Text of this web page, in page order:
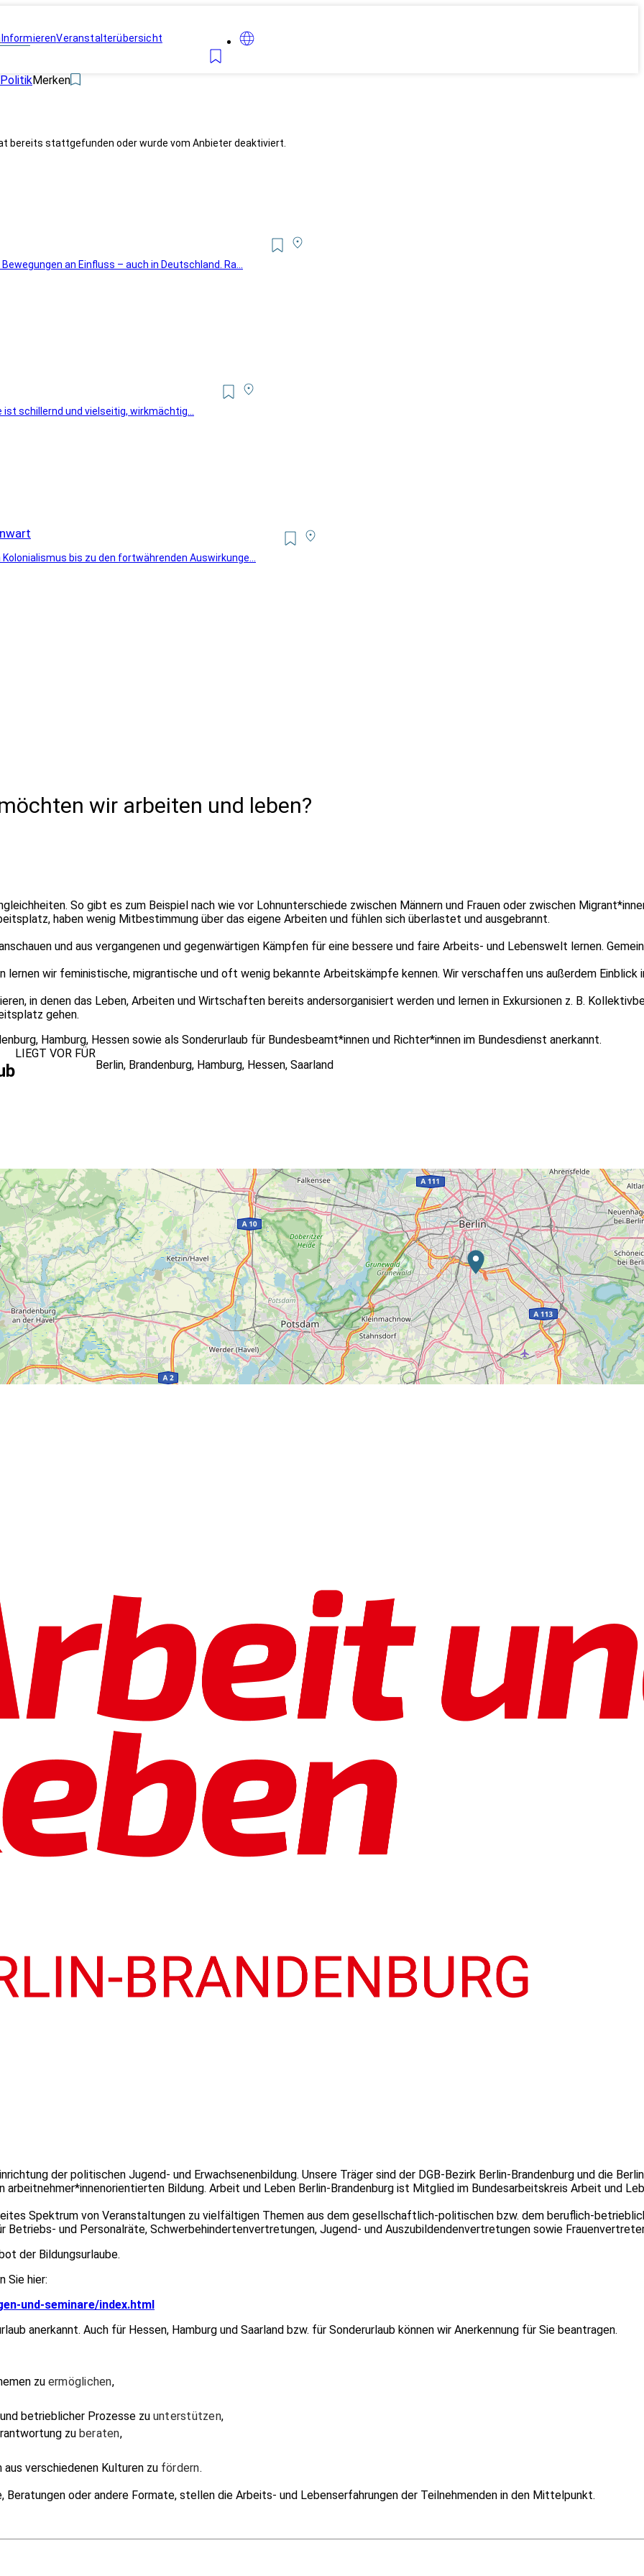
InformierenVeranstalterübersicht
Merken
bereits stattgefunden oder wurde vom Anbieter deaktiviert.
an Einfluss – auch in Deutschland. Ra...
schillernd und vielseitig, wirkmächtig...
bis zu den fortwährenden Auswirkunge...
wir arbeiten und leben?
So gibt es zum Beispiel nach wie vor Lohnunterschiede zwischen Männern und Frauen oder zwischen
haben wenig Mitbestimmung über das eigene Arbeiten und fühlen sich überlastet und ausgebrannt.
und aus vergangenen und gegenwärtigen Kämpfen für eine bessere und faire Arbeits- und Lebenswelt lernen.
lernen wir feministische, migrantische und oft wenig bekannte Arbeitskämpfe kennen. Wir verschaffen uns außerdem
in denen das Leben, Arbeiten und Wirtschaften bereits andersorganisiert werden und lernen in Exkursionen z. B.
gehen.
Hamburg, Hessen sowie als Sonderurlaub für Bundesbeamt*innen und Richter*innen im Bundesdienst anerkannt.
LIEGT VOR FÜR
Berlin, Brandenburg, Hamburg, Hessen, Saarland
der politischen Jugend- und Erwachsenenbildung. Unsere Träger sind der DGB-Bezirk Berlin-Brandenburg und die
arbeitnehmer*innenorientierten Bildung. Arbeit und Leben Berlin-Brandenburg ist Mitglied im Bundesarbeitskreis Arbeit und
Spektrum von Veranstaltungen zu vielfältigen Themen aus dem gesellschaftlich-politischen bzw. dem beruflich-
Betriebs- und Personalräte, Schwerbehindertenvertretungen, Jugend- und Auszubildendenvertretungen sowie
der Bildungsurlaube.
Sie hier:
und-seminare/index.html
anerkannt. Auch für Hessen, Hamburg und Saarland bzw. für Sonderurlaub können wir Anerkennung für Sie beantragen.
zu ermöglichen,
betrieblicher Prozesse zu unterstützen,
zu beraten,
verschiedenen Kulturen zu fördern.
Beratungen oder andere Formate, stellen die Arbeits- und Lebenserfahrungen der Teilnehmenden in den Mittelpunkt.